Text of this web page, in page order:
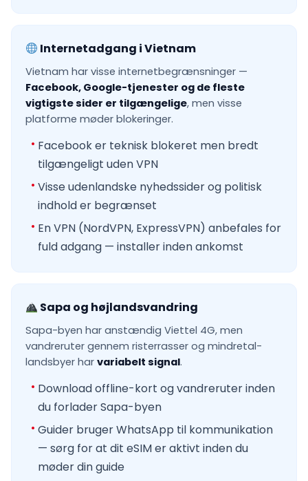
Internetadgang i Vietnam
Vietnam har visse internetbegrænsninger —
Facebook, Google-tjenester og de fleste
vigtigste sider er tilgængelige, men visse
platforme møder blokeringer.
Facebook er teknisk blokeret men bredt
tilgængeligt uden VPN
Visse udenlandske nyhedssider og politisk
indhold er begrænset
En VPN (NordVPN, ExpressVPN) anbefales for
fuld adgang — installer inden ankomst
Sapa og højlandsvandring
Sapa-byen har anstændig Viettel 4G, men
vandreruter gennem risterrasser og mindretal-
landsbyer har variabelt signal.
Download offline-kort og vandreruter inden
du forlader Sapa-byen
Guider bruger WhatsApp til kommunikation
— sørg for at dit eSIM er aktivt inden du
møder din guide